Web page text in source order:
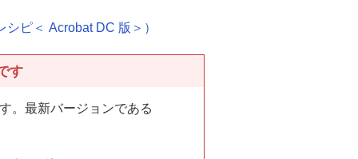
ピ＜ Acrobat DC 版＞）
す
。最新バージョンである